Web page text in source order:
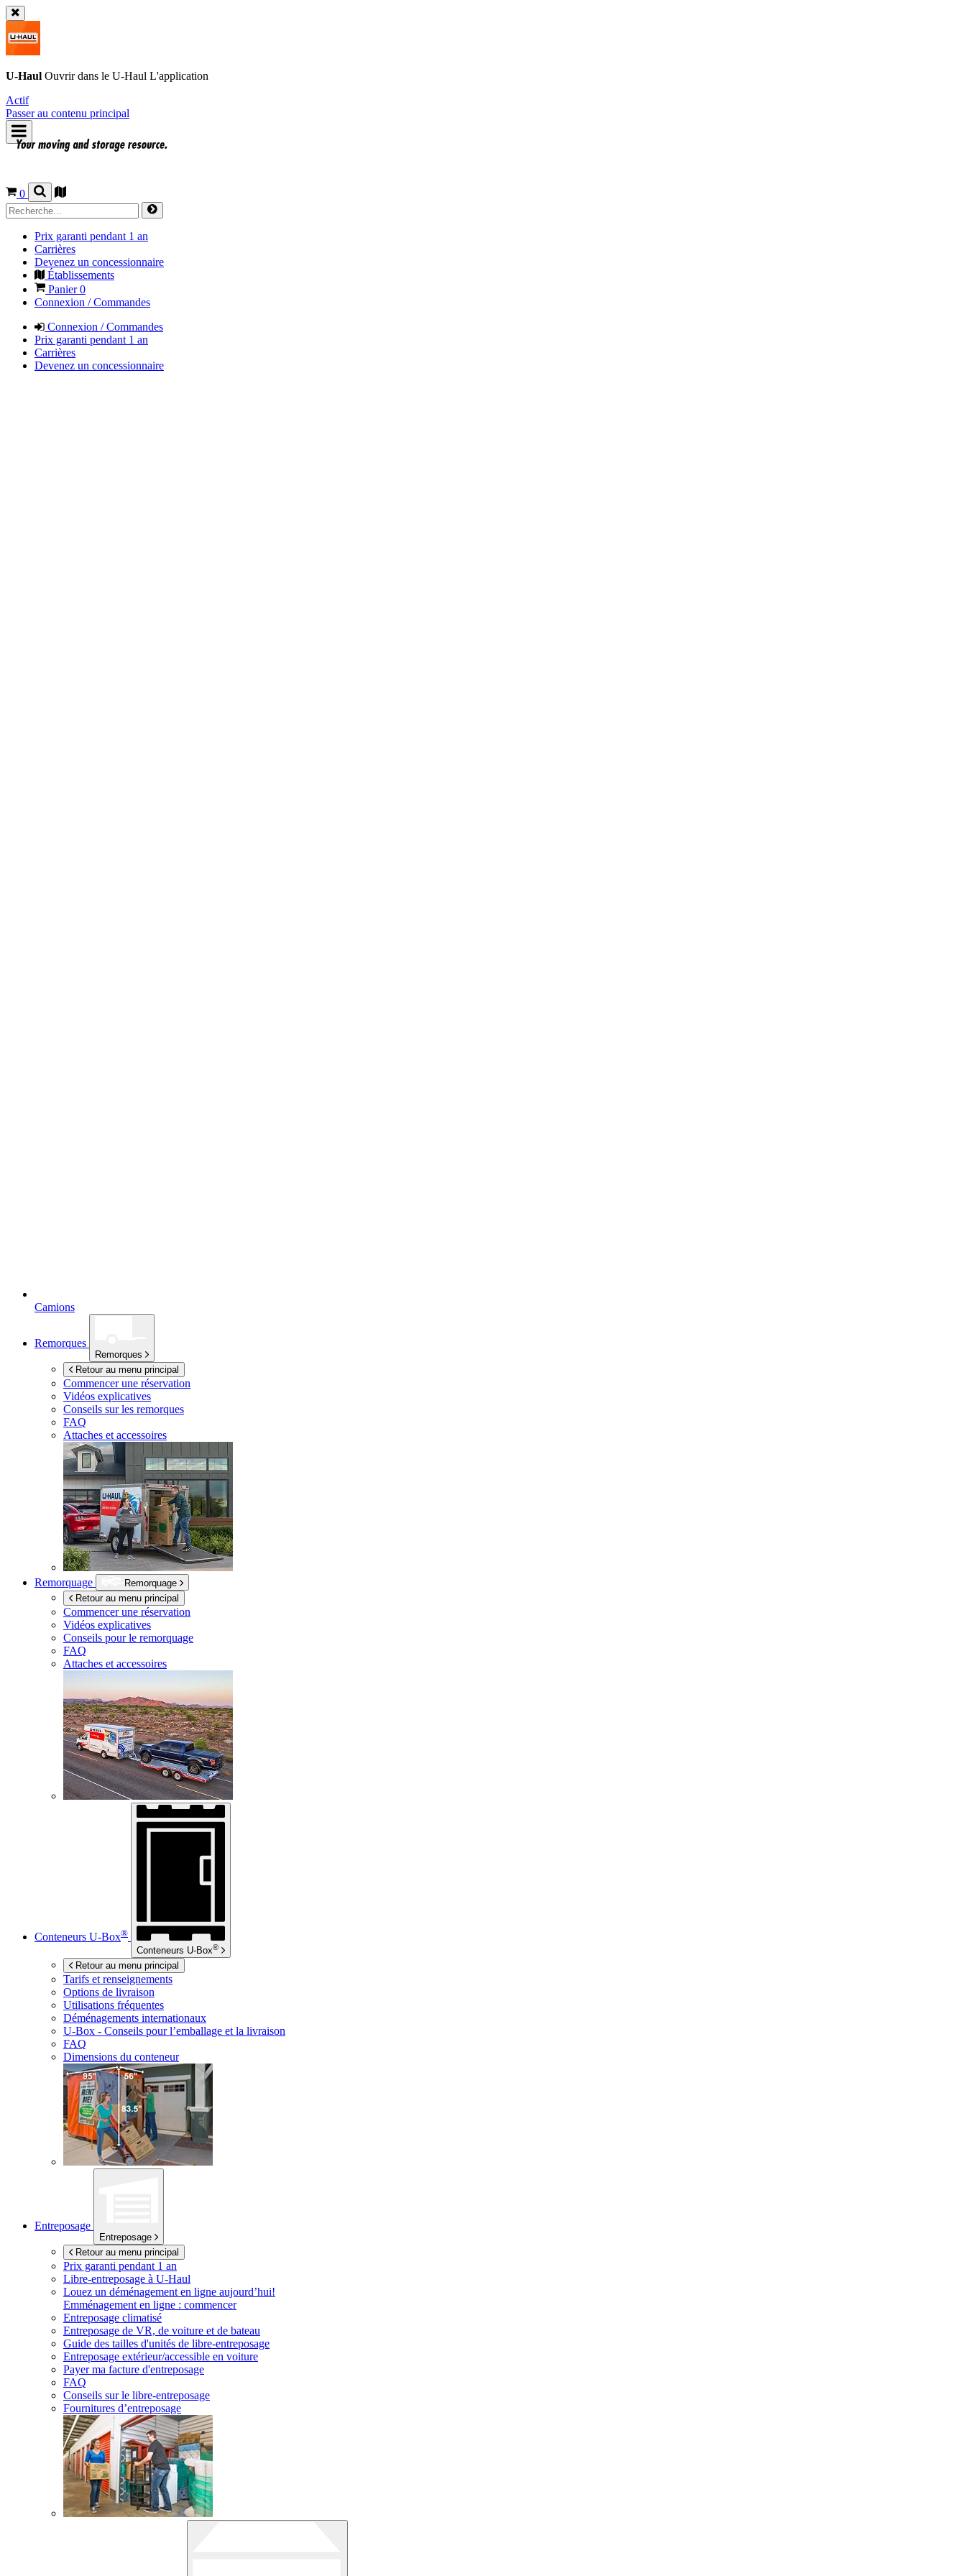
U-Haul Ouvrir dans le U-Haul L'application
Actif
Passer au contenu principal
0
Prix garanti pendant 1 an
Carrières
Devenez un concessionnaire
Établissements
Panier0
Connexion / Commandes
Connexion / Commandes
Prix garanti pendant 1 an
Carrières
Devenez un concessionnaire
Camions
Remorques
Remorques
Retour au menu principal
Commencer une réservation
Vidéos explicatives
Conseils sur les remorques
FAQ
Attaches et accessoires
Remorquage
Remorquage
Retour au menu principal
Commencer une réservation
Vidéos explicatives
Conseils pour le remorquage
FAQ
Attaches et accessoires
Conteneurs U-Box®
Conteneurs U-Box®
Retour au menu principal
Tarifs et renseignements
Options de livraison
Utilisations fréquentes
Déménagements internationaux
U-Box - Conseils pour l’emballage et la livraison
FAQ
Dimensions du conteneur
Entreposage
Entreposage
Retour au menu principal
Prix garanti pendant 1 an
Libre-entreposage à U-Haul
Louez un déménagement en ligne aujourd’hui!
Emménagement en ligne : commencer
Entreposage climatisé
Entreposage de VR, de voiture et de bateau
Guide des tailles d'unités de libre-entreposage
Entreposage extérieur/accessible en voiture
Payer ma facture d'entreposage
FAQ
Conseils sur le libre-entreposage
Fournitures d’entreposage